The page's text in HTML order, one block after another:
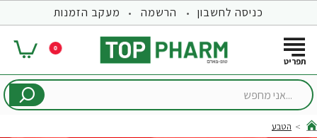
כניסה לחשבון הרשמה מעקב הזמנות
0
...אני
home
הטבע